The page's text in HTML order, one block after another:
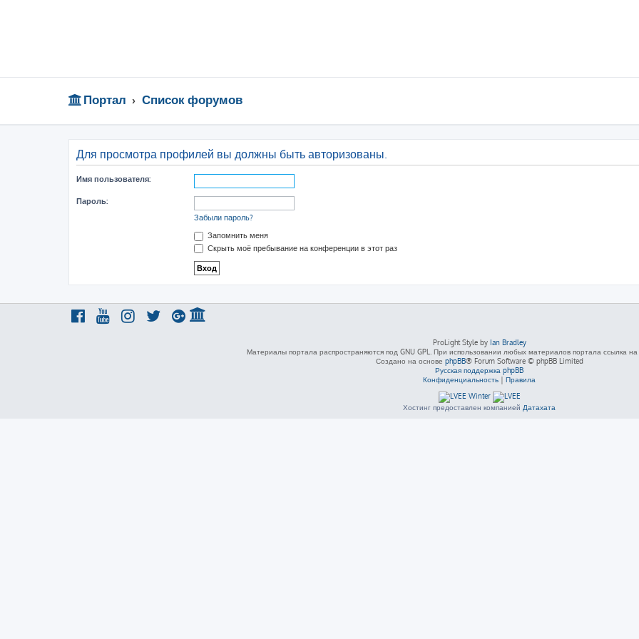
Портал Список форумов
Для просмотра профилей вы должны быть авторизованы.
Имя пользователя:
Пароль:
Забыли пароль?
Запомнить меня
Скрыть моё пребывание на конференции в этот раз
ProLight Style by Ian Bradley
Материалы портала распространяются под GNU GPL. При использовании любых материалов портала ссылка на
Создано на основе phpBB® Forum Software © phpBB Limited
Русская поддержка phpBB
Конфиденциальность | Правила
Хостинг предоставлен компанией Датахата